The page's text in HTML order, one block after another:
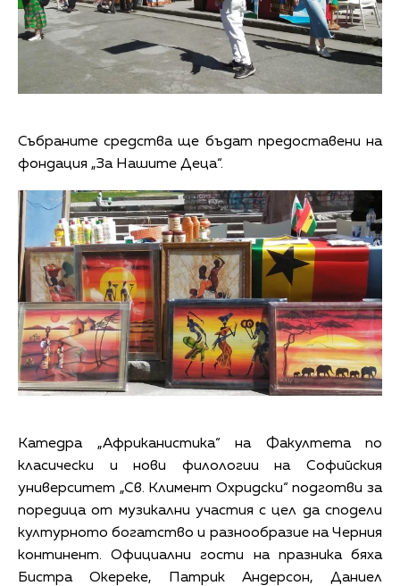
Събраните средства ще бъдат предоставени на
фондация „За Нашите Деца“.
Катедра „Африканистика“ на Факултета по
класически и нови филологии на Софийския
университет „Св. Климент Охридски“ подготви за
поредица от музикални участия с цел да сподели
културното богатство и разнообразие на Черния
континент. Официални гости на празника бяха
Бистра Окереке, Патрик Андерсон, Даниел